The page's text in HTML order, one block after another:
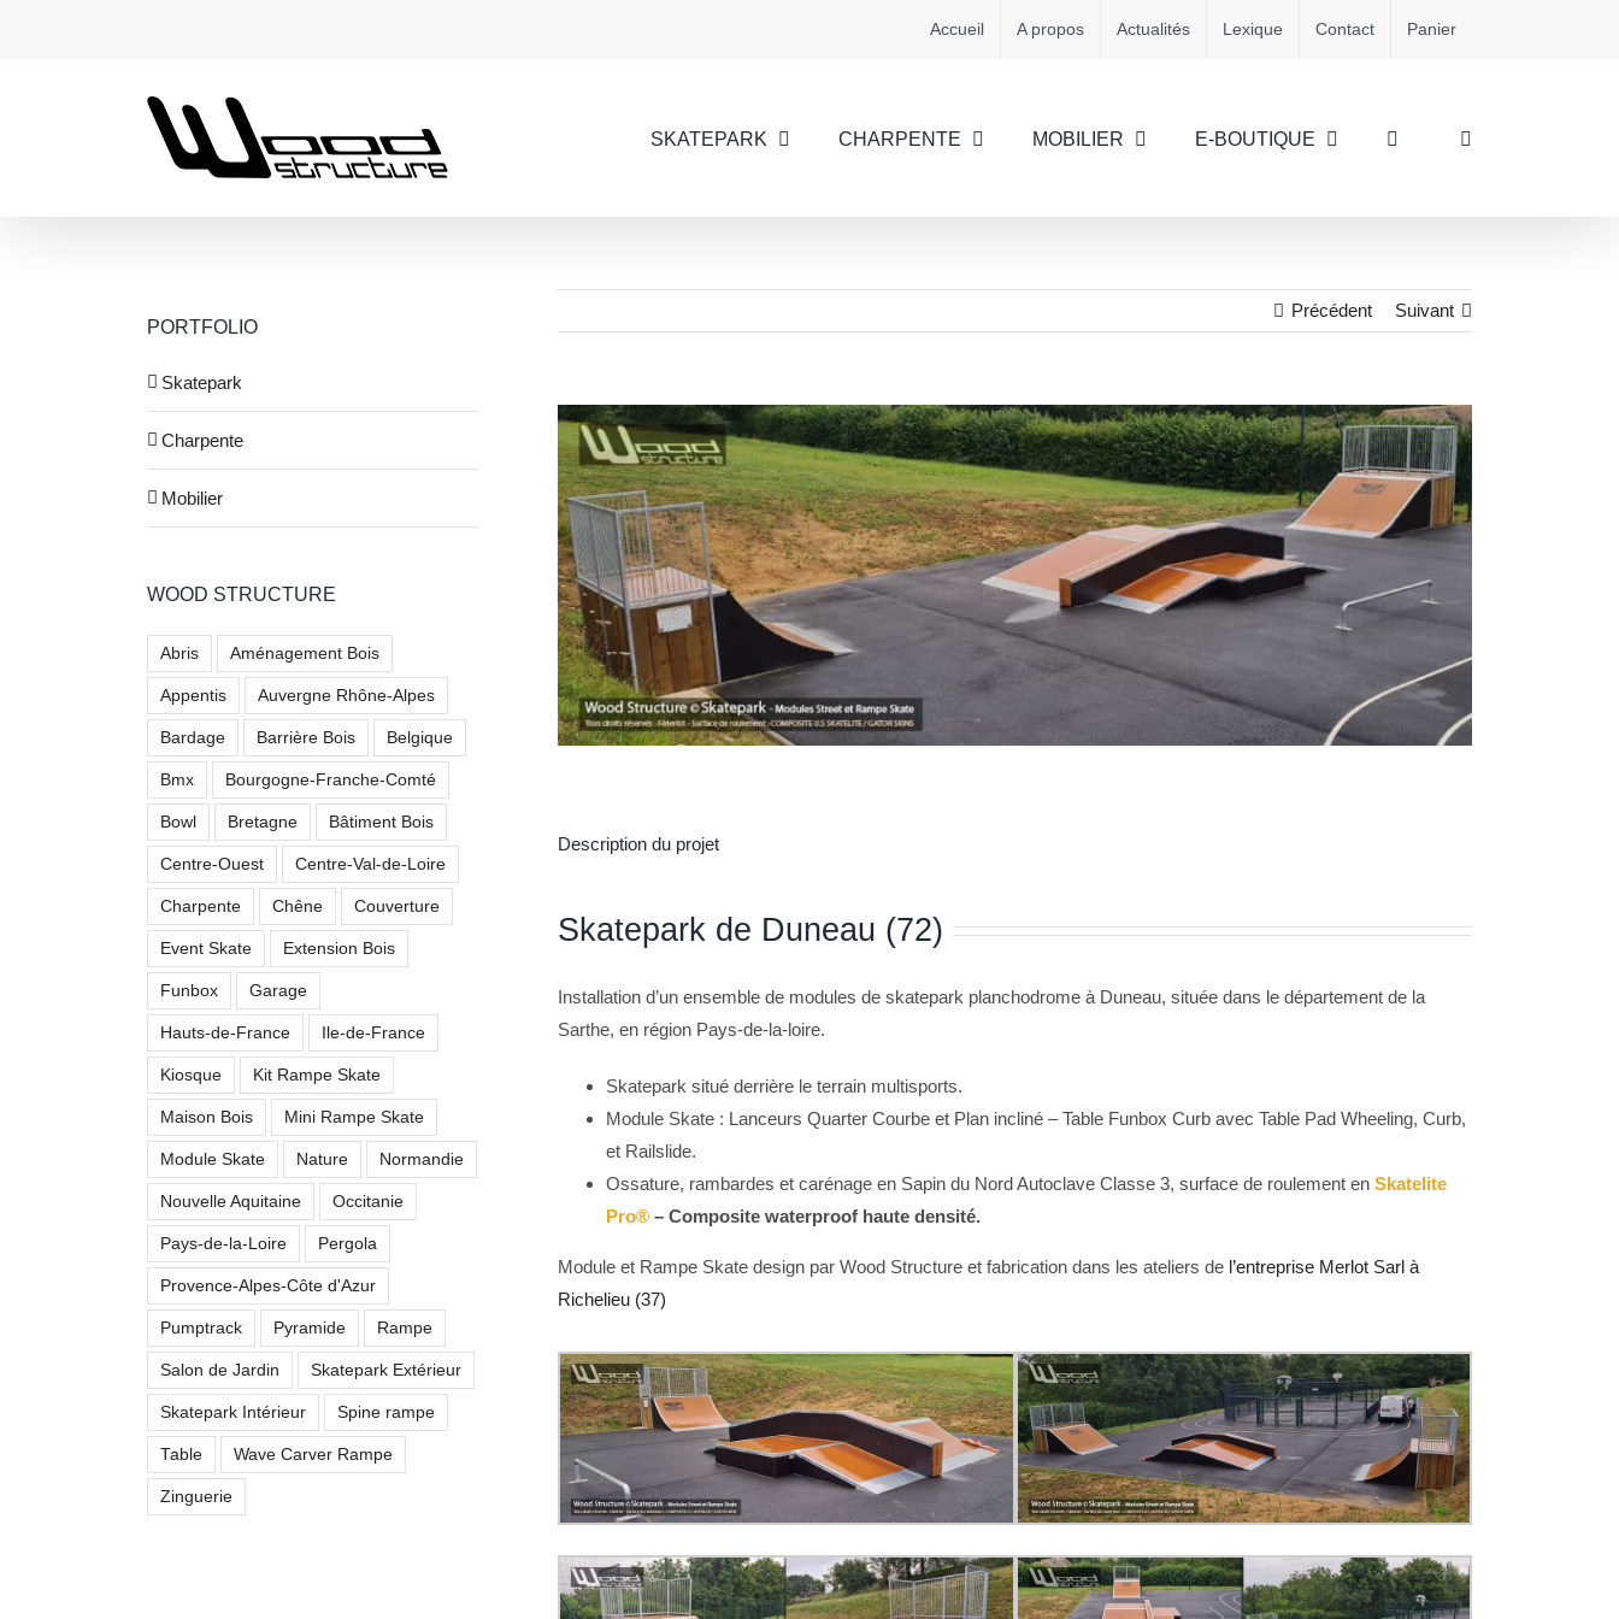
Accueil A propos Actualités Lexique Contact Panier
SKATEPARK CHARPENTE MOBILIER E-BOUTIQUE
Précédent Suivant
View
Larger
Image
Description du projet
Skatepark de Duneau (72)
Installation d’un ensemble de modules de skatepark planchodrome à Duneau, située dans le département de la
Sarthe, en région Pays-de-la-loire.
Skatepark situé derrière le terrain multisports.
Module Skate : Lanceurs Quarter Courbe et Plan incliné – Table Funbox Curb avec Table Pad Wheeling, Curb,
et Railslide.
Ossature, rambardes et carénage en Sapin du Nord Autoclave Classe 3, surface de roulement en Skatelite
Pro® – Composite waterproof haute densité.
Module et Rampe Skate design par Wood Structure et fabrication dans les ateliers de l’entreprise Merlot Sarl à
Richelieu (37)
PORTFOLIO
Skatepark
Charpente
Mobilier
WOOD STRUCTURE
Abris Aménagement Bois
Appentis Auvergne Rhône-Alpes
Bardage Barrière Bois Belgique
Bmx Bourgogne-Franche-Comté
Bowl Bretagne Bâtiment Bois
Centre-Ouest Centre-Val-de-Loire
Charpente Chêne Couverture
Event Skate Extension Bois
Funbox Garage
Hauts-de-France Ile-de-France
Kiosque Kit Rampe Skate
Maison Bois Mini Rampe Skate
Module Skate Nature Normandie
Nouvelle Aquitaine Occitanie
Pays-de-la-Loire Pergola
Provence-Alpes-Côte d'Azur
Pumptrack Pyramide Rampe
Salon de Jardin Skatepark Extérieur
Skatepark Intérieur Spine rampe
Table Wave Carver Rampe
Zinguerie